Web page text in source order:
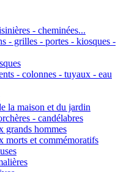
- cheminées...
- grilles - portes - kiosques -
- colonnes - tuyaux - eau
la maison et du jardin
- candélabres
grands hommes
morts et commémoratifs